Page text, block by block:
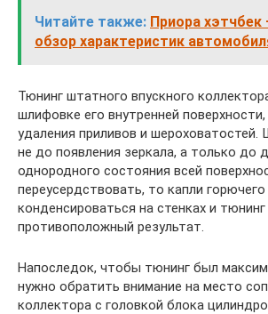
Читайте также: Приора
обзор характеристик
Тюнинг штатного впускного
шлифовке его внутренней
удаления приливов и
не до появления зеркала, а только до
однородного состояния всей
переусердствовать, то капли
конденсироваться на стенках и
противоположный результат.
Напоследок, чтобы тюнинг был
нужно обратить внимание на место
коллектора с головкой блока